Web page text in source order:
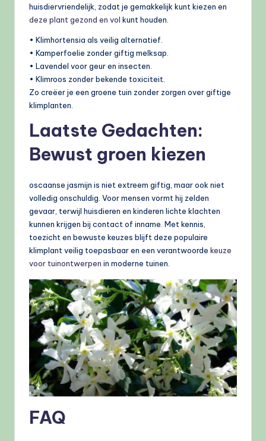
huisdiervriendelijk, zodat je gemakkelijk kunt kiezen en
deze plant gezond en vol kunt houden.
• Klimhortensia als veilig alternatief.
• Kamperfoelie zonder giftig melksap.
• Lavendel voor geur en insecten.
• Klimroos zonder bekende toxiciteit.
Zo creëer je een groene tuin zonder zorgen over giftige
klimplanten.
Laatste Gedachten:
Bewust groen kiezen
oscaanse jasmijn is niet extreem giftig, maar ook niet
volledig onschuldig. Voor mensen vormt hij zelden
gevaar, terwijl huisdieren en kinderen lichte klachten
kunnen krijgen bij contact of inname. Met kennis,
toezicht en bewuste keuzes blijft deze populaire
klimplant veilig toepasbaar en een verantwoorde keuze
voor tuinontwerpen in moderne tuinen.
FAQ